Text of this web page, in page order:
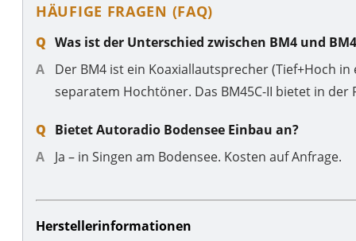
HÄUFIGE FRAGEN (FAQ)
Was ist der Unterschied zwischen BM4 und
Der BM4 ist ein Koaxiallautsprecher (Tief+Hoch
separatem Hochtöner. Das BM45C-II bietet in der
Bietet Autoradio Bodensee Einbau an?
Ja – in Singen am Bodensee. Kosten auf Anfrage.
Herstellerinformationen